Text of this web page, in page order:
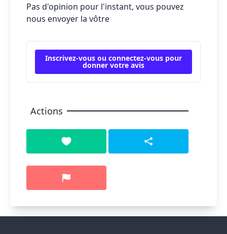
Pas d'opinion pour l'instant, vous pouvez
nous envoyer la vôtre
Inscrivez-vous ou connectez-vous pour
donner votre avis
Actions